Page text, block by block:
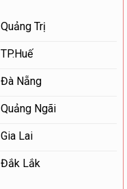
Quảng Trị
TP.Huế
Đà Nẵng
Quảng Ngãi
Gia Lai
Đắk Lắk